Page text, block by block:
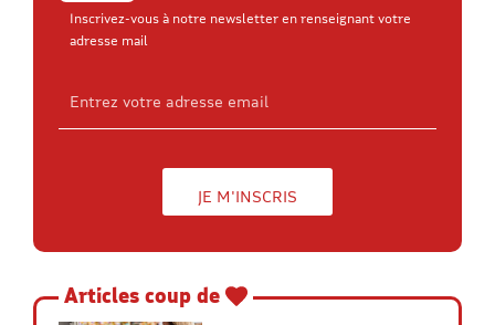
Inscrivez-vous à notre newsletter en renseignant votre
adresse mail
Articles coup de